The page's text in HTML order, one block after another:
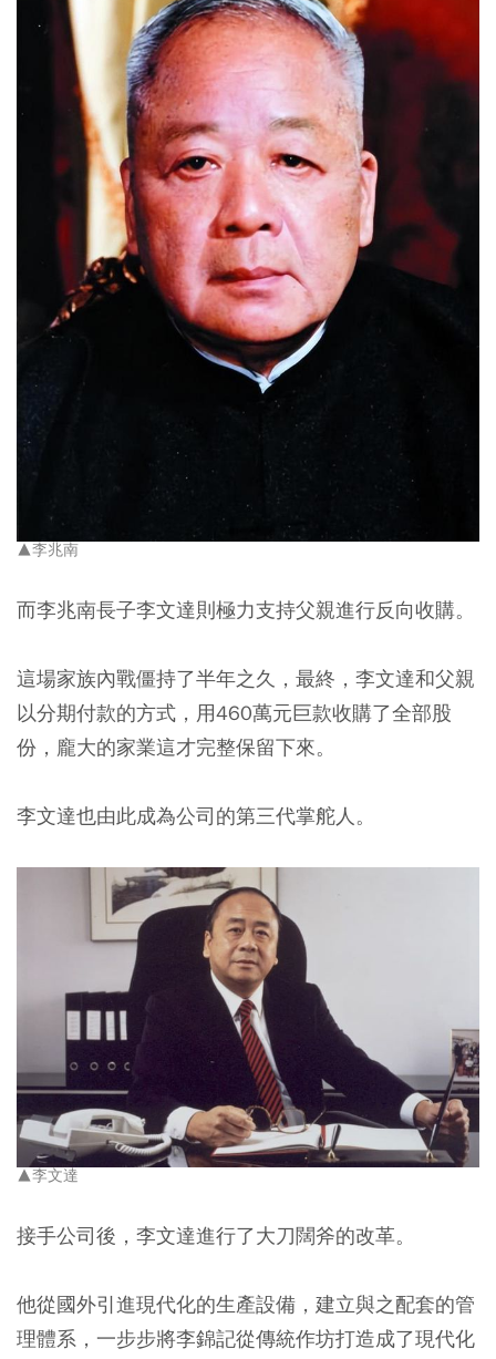
▲李兆南
而李兆南長子李文達則極力支持父親進行反向收購。
這場家族內戰僵持了半年之久，最終，李文達和父親
以分期付款的方式，用460萬元巨款收購了全部股
份，龐大的家業這才完整保留下來。
李文達也由此成為公司的第三代掌舵人。
▲李文達
接手公司後，李文達進行了大刀闊斧的改革。
他從國外引進現代化的生產設備，建立與之配套的管
理體系，一步步將李錦記從傳統作坊打造成了現代化